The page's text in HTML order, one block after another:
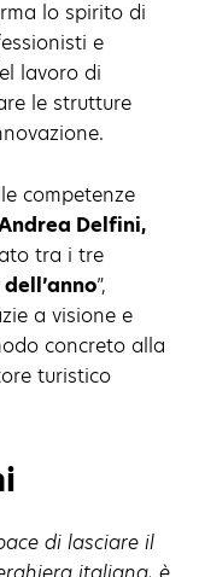
lo spirito di
e
lavoro di
le strutture
competenze
Delfini,
tra i tre
”,
a visione e
concreto alla
turistico
di lasciare il